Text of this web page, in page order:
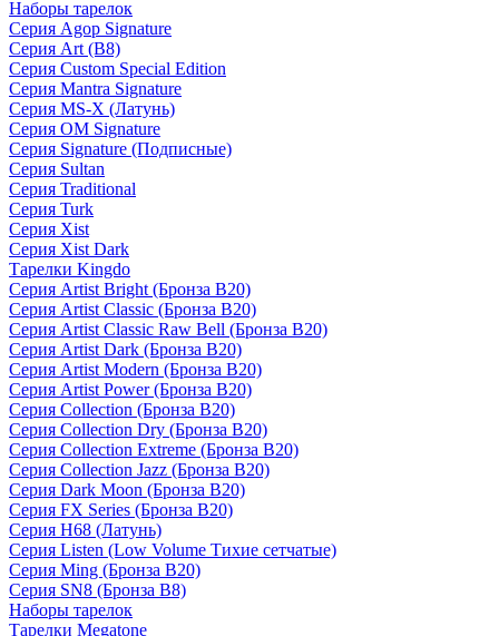
Наборы тарелок
Серия Agop Signature
Серия Art (B8)
Серия Custom Special Edition
Серия Mantra Signature
Серия MS-X (Латунь)
Серия OM Signature
Серия Signature (Подписные)
Серия Sultan
Серия Traditional
Серия Turk
Серия Xist
Серия Xist Dark
Тарелки Kingdo
Серия Artist Bright (Бронза B20)
Серия Artist Classic (Бронза B20)
Серия Artist Classic Raw Bell (Бронза B20)
Серия Artist Dark (Бронза B20)
Серия Artist Modern (Бронза B20)
Серия Artist Power (Бронза B20)
Серия Collection (Бронза B20)
Серия Collection Dry (Бронза B20)
Серия Collection Extreme (Бронза B20)
Серия Collection Jazz (Бронза B20)
Серия Dark Moon (Бронза B20)
Серия FX Series (Бронза B20)
Серия H68 (Латунь)
Серия Listen (Low Volume Тихие сетчатые)
Серия Ming (Бронза B20)
Серия SN8 (Бронза B8)
Наборы тарелок
Тарелки Megatone